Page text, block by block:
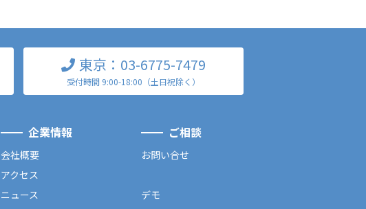
東京：03-6775-7479
受付時間 9:00-18:00（土日祝除く）
企業情報
会社概要
アクセス
ニュース
ご相談
お問い合せ
デモ